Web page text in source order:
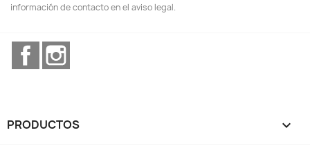
información de contacto en el aviso legal.
Facebook
PRODUCTOS 